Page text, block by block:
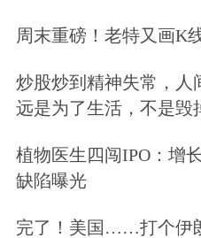
润为102.50亿元，
对于业绩快速增长
示，受益于AI算力
周末重磅！老特又画K
炒股炒到精神失常，人
远是为了生活，不是毁
植物医生四闯IPO：增
缺陷曝光
完了！美国……打个伊